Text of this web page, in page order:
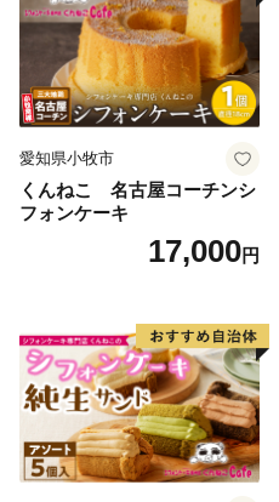
鮎。
塩焼きだけでなく、お刺身
ではの味覚も楽しめる、秋
昔、白鷹町では集落ごとに
号を持つ家があったほど、
外から生粋の蕎麦好きが訪れ
愛知県小牧市
くんねこ 名古屋コーチンシ
フォンケーキ
17,000円